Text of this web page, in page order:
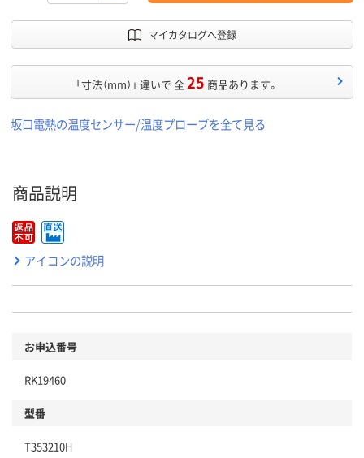
マイカタログへ登録
「寸法（mm）」 違いで 全25 商品あります。
坂口電熱の温度センサー/温度プローブを全て見る
商品説明
アイコンの説明
お申込番号
RK19460
型番
T353210H